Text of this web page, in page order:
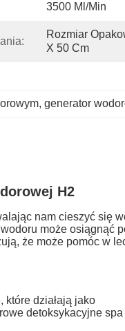
3500 Ml/min
Rozmiar
X 50 Cm
, generator
H2
nam cieszyć się
może osiągnąć
że może pomóc w
działają jako
detoksykacyjne